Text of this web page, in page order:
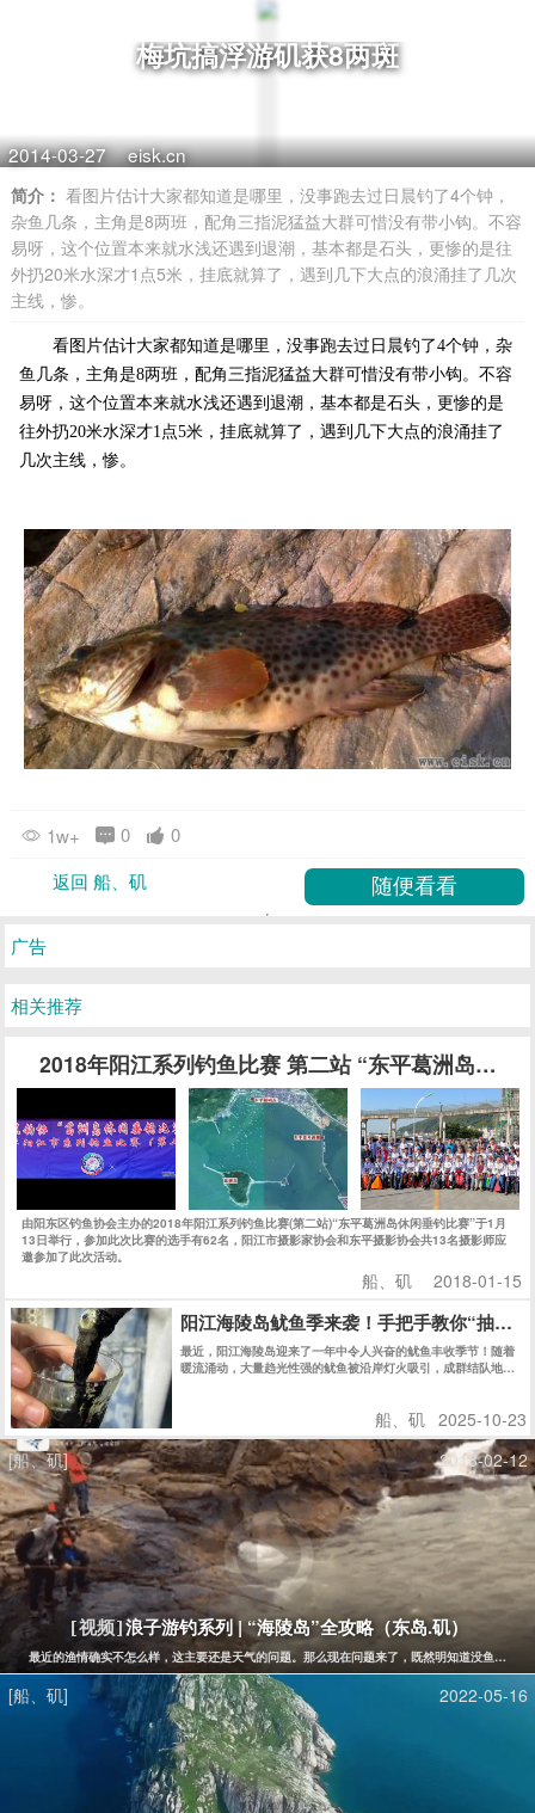
梅坑搞浮游矶获8两斑
2014-03-27 eisk.cn
简介： 看图片估计大家都知道是哪里，没事跑去过日晨钓了4个钟，
杂鱼几条，主角是8两班，配角三指泥猛益大群可惜没有带小钩。不容
易呀，这个位置本来就水浅还遇到退潮，基本都是石头，更惨的是往
外扔20米水深才1点5米，挂底就算了，遇到几下大点的浪涌挂了几次
主线，惨。
看图片估计大家都知道是哪里，没事跑去过日晨钓了4个钟，杂
鱼几条，主角是8两班，配角三指泥猛益大群可惜没有带小钩。不容
易呀，这个位置本来就水浅还遇到退潮，基本都是石头，更惨的是
往外扔20米水深才1点5米，挂底就算了，遇到几下大点的浪涌挂了
几次主线，惨。
1w+ 0
0
返回 船、矶
广告
相关推荐
2018年阳江系列钓鱼比赛 第二站 “东平葛洲岛休闲
由阳东区钓鱼协会主办的2018年阳江系列钓鱼比赛(第二站)“东平葛洲岛休闲垂钓比赛”于1月
13日举行，参加此次比赛的选手有62名，阳江市摄影家协会和东平摄影协会共13名摄影师应
邀参加了此次活动。
船、矶 2018-01-15
阳江海陵岛鱿鱼季来袭！手把手教你“抽鱿
最近，阳江海陵岛迎来了一年中令人兴奋的鱿鱼丰收季节！随着
暖流涌动，大量趋光性强的鱿鱼被沿岸灯火吸引，成群结队地游
船、矶 2025-10-23
[船、矶]
2018-02-12
[视频]浪子游钓系列 | “海陵岛”全攻略（东岛.矶）
最近的渔情确实不怎么样，这主要还是天气的问题。那么现在问题来了，既然明知道没鱼还花
[船、矶] 2022-05-16